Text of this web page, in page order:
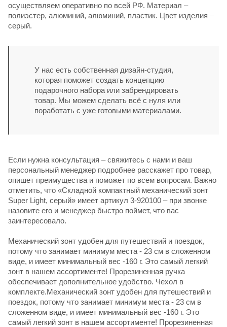
осуществляем оперативно по всей РФ. Материал –
полиэстер, алюминий, алюминий, пластик. Цвет изделия –
серый.
У нас есть собственная дизайн-студия,
которая поможет создать концепцию
подарочного набора или забрендировать
товар. Мы можем сделать всё с нуля или
поработать с уже готовыми материалами.
Если нужна консультация – свяжитесь с нами и ваш
персональный менеджер подробнее расскажет про товар,
опишет преимущества и поможет по всем вопросам. Важно
отметить, что «Складной компактный механический зонт
Super Light, серый» имеет артикул 3-920100 – при звонке
назовите его и менеджер быстро поймет, что вас
заинтересовало.
Механический зонт удобен для путешествий и поездок,
потому что занимает минимум места - 23 см в сложенном
виде, и имеет минимальный вес -160 г. Это самый легкий
зонт в нашем ассортименте! Прорезиненная ручка
обеспечивает дополнительное удобство. Чехол в
комплекте.Механический зонт удобен для путешествий и
поездок, потому что занимает минимум места - 23 см в
сложенном виде, и имеет минимальный вес -160 г. Это
самый легкий зонт в нашем ассортименте! Прорезиненная